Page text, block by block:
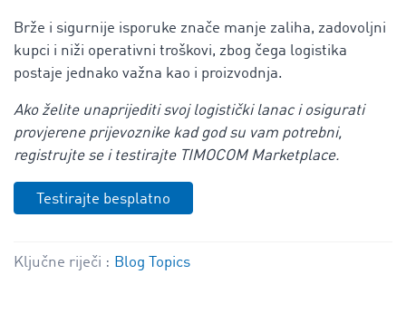
Brže i sigurnije isporuke znače manje zaliha, zadovoljni
kupci i niži operativni troškovi, zbog čega logistika
postaje jednako važna kao i proizvodnja.
Ako želite unaprijediti svoj logistički lanac i osigurati
provjerene prijevoznike kad god su vam potrebni,
registrujte se i testirajte TIMOCOM Marketplace.
Testirajte besplatno
Ključne riječi : Blog Topics